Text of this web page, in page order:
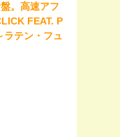
。高速アフ
FEAT. P
ラテン・フュ